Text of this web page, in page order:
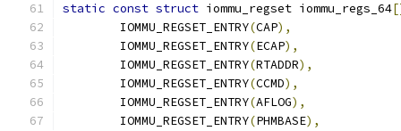
static const struct iommu_regset iommu_regs_64
	IOMMU_REGSET_ENTRY
(CAP),
	IOMMU_REGSET_ENTRY
(ECAP),
	IOMMU_REGSET_ENTRY
(RTADDR),
	IOMMU_REGSET_ENTRY
(CCMD),
	IOMMU_REGSET_ENTRY
(AFLOG),
	IOMMU_REGSET_ENTRY
(PHMBASE),